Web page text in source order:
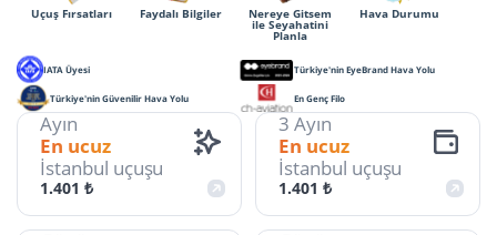
Uçuş Fırsatları Faydalı Bilgiler Nereye Gitsem
ile Seyahatini
Planla
Hava Durumu
IATA Üyesi Türkiye'nin EyeBrand Hava Yolu
Türkiye'nin Güvenilir Hava Yolu En Genç Filo
Ayın
En ucuz
İstanbul uçuşu
1.401 ₺
3 Ayın
En ucuz
İstanbul uçuşu
1.401 ₺